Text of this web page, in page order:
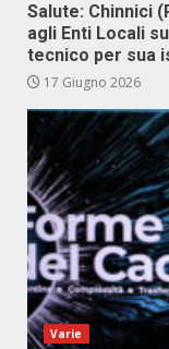
Salute: Chinnici
agli Enti Locali
tecnico per sua
17 Giugno 2026
Varie